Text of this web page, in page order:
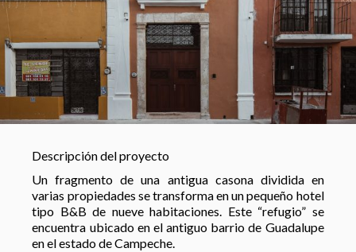
Descripción del proyecto
Un fragmento de una antigua casona dividida en
varias propiedades se transforma en un pequeño hotel
tipo B&B de nueve habitaciones. Este “refugio” se
encuentra ubicado en el antiguo barrio de Guadalupe
en el estado de Campeche.